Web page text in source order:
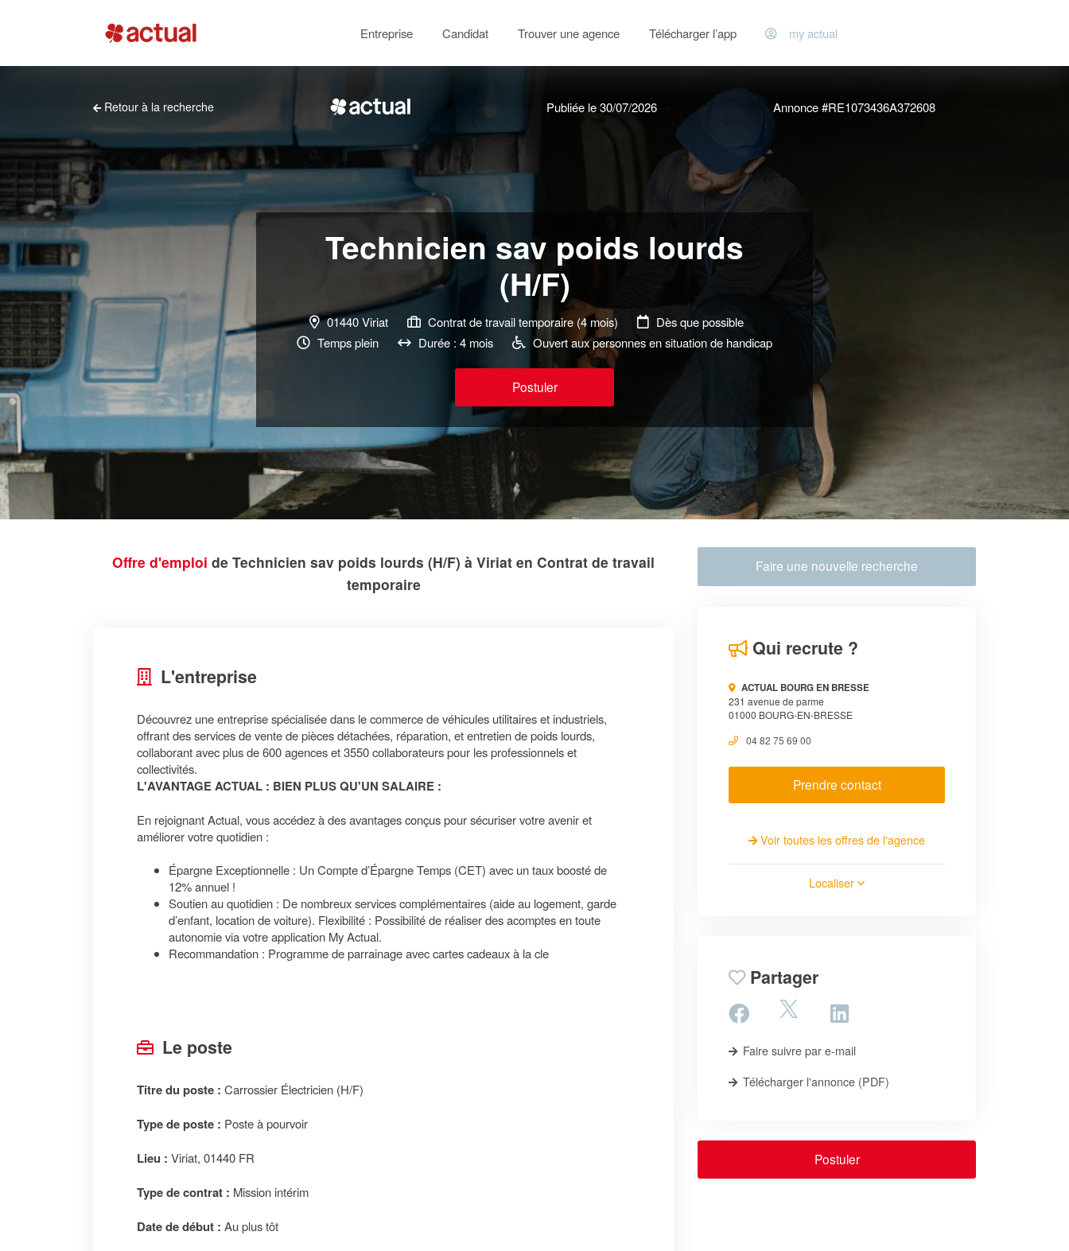
Entreprise Candidat Trouver une agence Télécharger l’app my actual
Retour à la recherche Publiée le 30/07/2026 Annonce #RE1073436A372608
Technicien sav poids lourds
(H/F)
01440 Viriat Contrat de travail temporaire (4 mois)
Dès que possible
Temps plein
Durée : 4 mois Ouvert aux personnes en situation de handicap
Postuler
Offre d'emploi de Technicien sav poids lourds (H/F) à Viriat en Contrat de travail
temporaire
L'entreprise
Découvrez une entreprise spécialisée dans le commerce de véhicules utilitaires et industriels,
offrant des services de vente de pièces détachées, réparation, et entretien de poids lourds,
collaborant avec plus de 600 agences et 3550 collaborateurs pour les professionnels et
collectivités.
L'AVANTAGE ACTUAL : BIEN PLUS QU'UN SALAIRE :
En rejoignant Actual, vous accédez à des avantages conçus pour sécuriser votre avenir et
améliorer votre quotidien :
Épargne Exceptionnelle : Un Compte d’Épargne Temps (CET) avec un taux boosté de
12% annuel !
Soutien au quotidien : De nombreux services complémentaires (aide au logement, garde
d’enfant, location de voiture). Flexibilité : Possibilité de réaliser des acomptes en toute
autonomie via votre application My Actual.
Recommandation : Programme de parrainage avec cartes cadeaux à la cle
Le poste
Titre du poste : Carrossier Électricien (H/F)
Type de poste : Poste à pourvoir
Lieu : Viriat, 01440 FR
Type de contrat : Mission intérim
Date de début : Au plus tôt
Faire une nouvelle recherche
Qui recrute ?
ACTUAL BOURG EN BRESSE
231 avenue de parme
01000 BOURG-EN-BRESSE
04 82 75 69 00
Prendre contact
Voir toutes les offres de l'agence
Localiser
Partager
Faire suivre par e-mail
Télécharger l'annonce (PDF)
Postuler